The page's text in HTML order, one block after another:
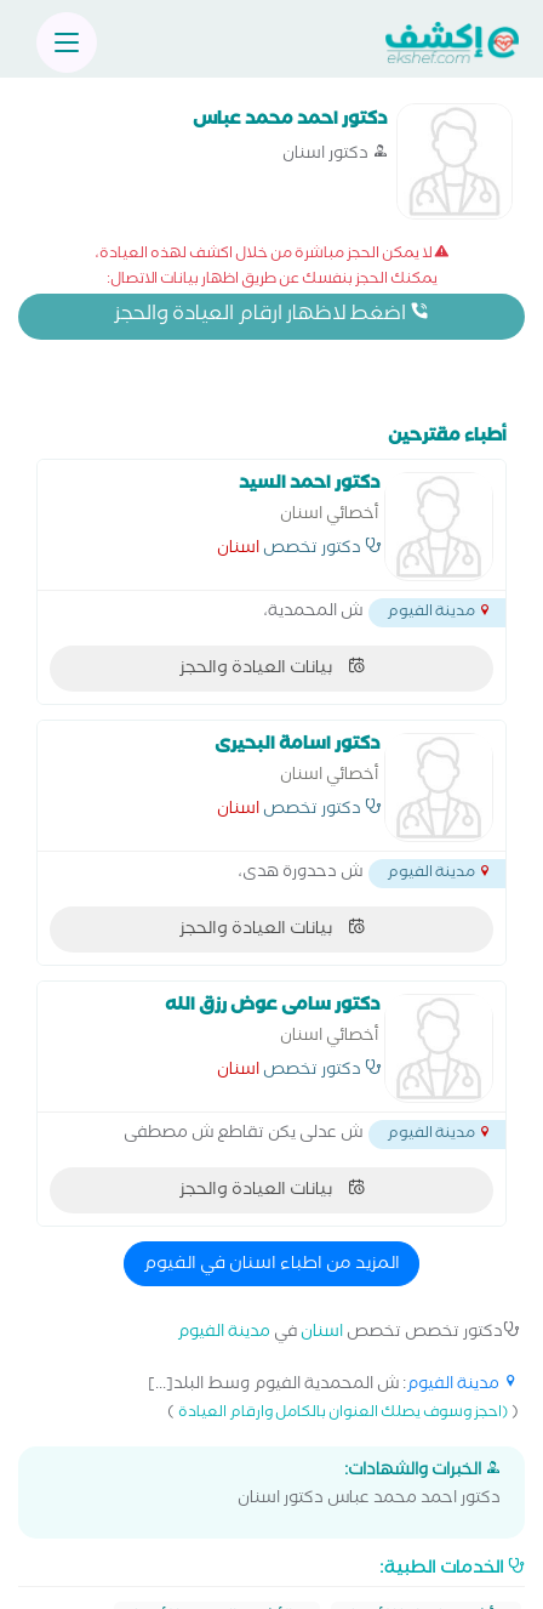
دكتور احمد محمد عباس
دكتور اسنان
لا يمكن الحجز مباشرة من خلال اكشف لهذه العيادة،
يمكنك الحجز بنفسك عن طريق اظهار بيانات الاتصال:
اضغط لاظهار ارقام العيادة والحجز
أطباء مقترحين
دكتور احمد السيد
أخصائي اسنان
دكتور تخصصاسنان
مدينة الفيوم ش المحمدية،
بيانات العيادة والحجز
دكتور اسامة البحيرى
أخصائي اسنان
دكتور تخصصاسنان
مدينة الفيوم ش دحدورة هدى،
بيانات العيادة والحجز
دكتور سامى عوض رزق الله
أخصائي اسنان
دكتور تخصصاسنان
مدينة الفيوم ش عدلى يكن تقاطع ش مصطفى
بيانات العيادة والحجز
المزيد من اطباء اسنان في الفيوم
دكتور تخصص تخصصاسنانفي مدينة الفيوم
مدينة الفيوم: ش المحمدية الفيوم وسط البلد[...]
((احجز وسوف يصلك العنوان بالكامل وارقام العيادة)
الخبرات والشهادات:
دكتور احمد محمد عباس دكتور اسنان
الخدمات الطبية: